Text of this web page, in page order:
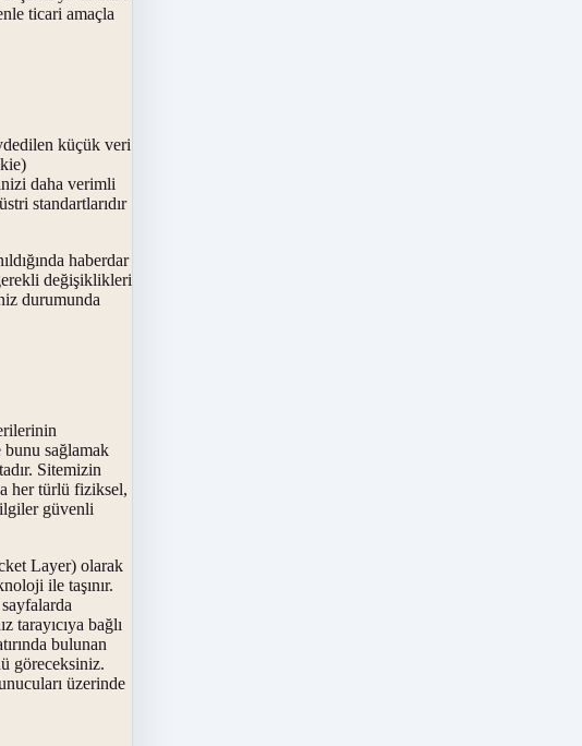
ticari amaçla
küçük veri
daha verimli
standartlarıdır
haberdar
değişiklikleri
durumunda
sağlamak
Sitemizin
her türlü fiziksel,
güvenli
Layer) olarak
ile taşınır.
tarayıcıya bağlı
bulunan
göreceksiniz.
üzerinde